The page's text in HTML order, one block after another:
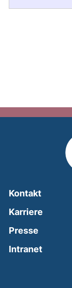
Kontakt
Karriere
Presse
Intranet